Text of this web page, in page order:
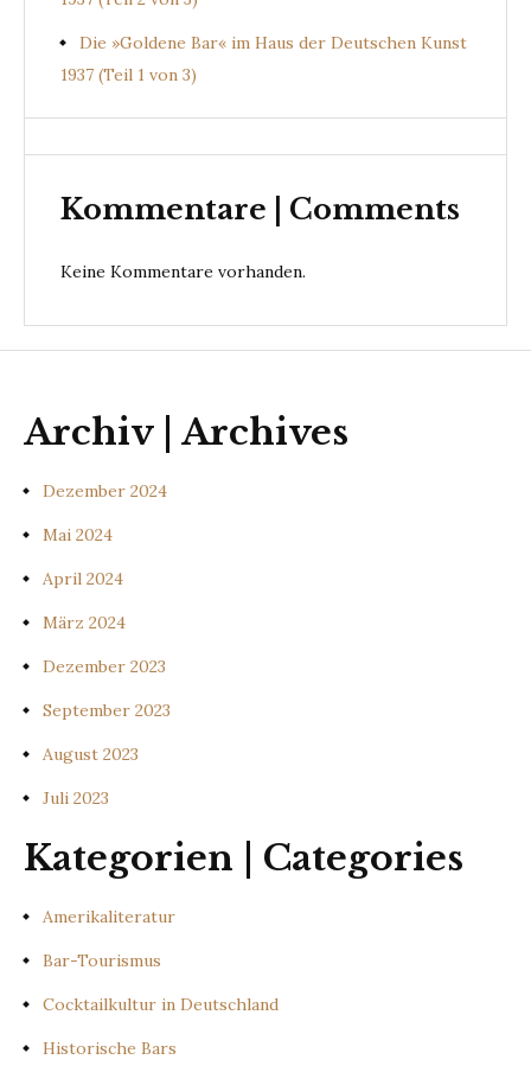
Die »Goldene Bar« im Haus der Deutschen Kunst
1937 (Teil 1 von 3)
Kommentare | Comments
Keine Kommentare vorhanden.
Archiv | Archives
Dezember 2024
Mai 2024
April 2024
März 2024
Dezember 2023
September 2023
August 2023
Juli 2023
Kategorien | Categories
Amerikaliteratur
Bar-Tourismus
Cocktailkultur in Deutschland
Historische Bars